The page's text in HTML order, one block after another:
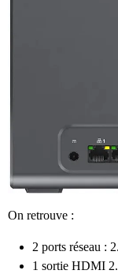
On retrouve :
2 ports réseau :
1 sortie HDMI